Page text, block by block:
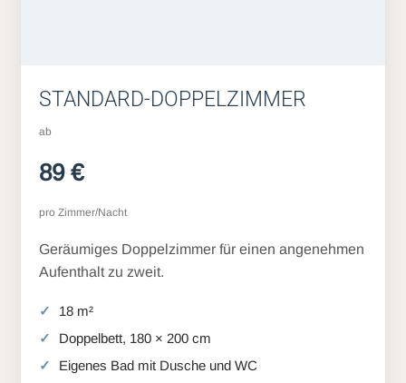
STANDARD-DOPPELZIMMER
ab
89 €
pro Zimmer/Nacht
Geräumiges Doppelzimmer für einen angenehmen
Aufenthalt zu zweit.
18 m²
Doppelbett, 180 × 200 cm
Eigenes Bad mit Dusche und WC